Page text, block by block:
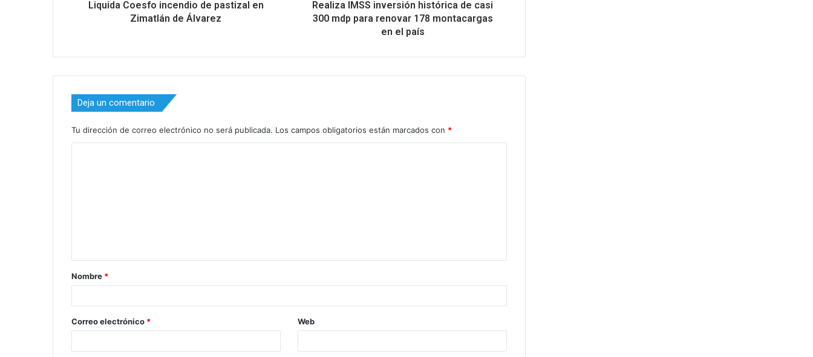
Liquida Coesfo incendio de pastizal en
Zimatlán de Álvarez
Realiza IMSS inversión histórica de casi
300 mdp para renovar 178 montacargas
en el país
Deja un comentario
Tu dirección de correo electrónico no será publicada. Los campos obligatorios están marcados con *
a
r
*
Nombre *
Correo electrónico * Web